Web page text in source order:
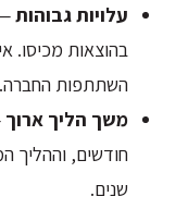
עלויות גבוהות
בהוצאות מכיסו.
השתתפות החברה.
משך הליך ארוך
חודשים, וההליך
שנים.